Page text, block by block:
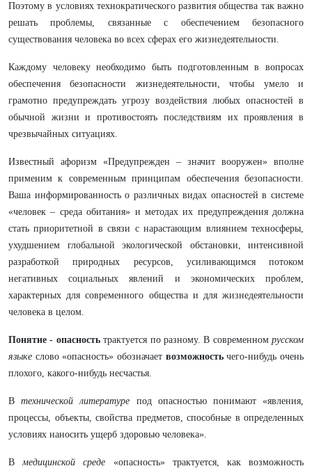
Поэтому в условиях технократического развития общества так важно
решать проблемы, связанные с обеспечением безопасного
существования человека во всех сферах его жизнедеятельности.
Каждому человеку необходимо быть подготовленным в вопросах
обеспечения безопасности жизнедеятельности, чтобы умело и
грамотно предупреждать угрозу воздействия любых опасностей в
обычной жизни и противостоять последствиям их проявления в
чрезвычайных ситуациях.
Известный афоризм «Предупрежден – значит вооружен» вполне
применим к современным принципам обеспечения безопасности.
Ваша информированность о различных видах опасностей в системе
«человек – среда обитания» и методах их предупреждения должна
стать приоритетной в связи с нарастающим влиянием техносферы,
ухудшением глобальной экологической обстановки, интенсивной
разработкой природных ресурсов, усиливающимся потоком
негативных социальных явлений и экономических проблем,
характерных для современного общества и для жизнедеятельности
человека в целом.
Понятие - опасностьтрактуется по разному. В современном русском
языке слово «опасность» обозначает возможностьчего-нибудь очень
плохого, какого-нибудь несчастья.
Втехнической литературе под опасностью понимают «явления,
процессы, объекты, свойства предметов, способные в определенных
условиях наносить ущерб здоровью человека».
Вмедицинской среде «опасность» трактуется, как возможность